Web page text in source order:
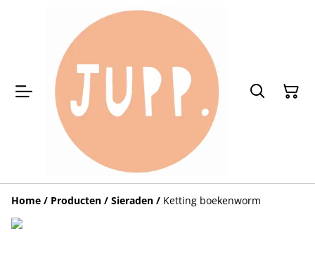
Home / Producten / Sieraden / Ketting boekenworm